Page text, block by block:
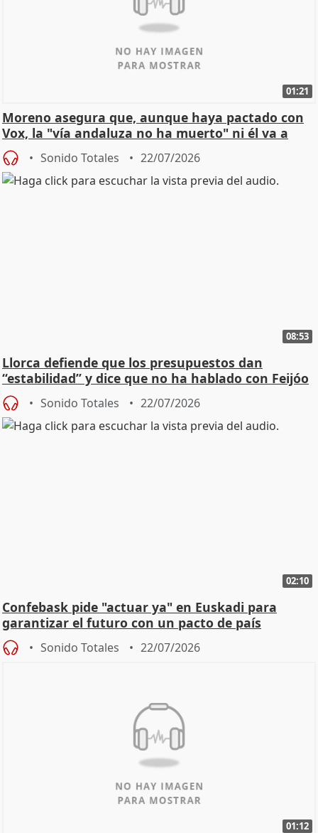
01:21
Moreno asegura que, aunque haya pactado con
Vox, la "vía andaluza no ha muerto" ni él va a
"cambiar"
Sonido Totales 22/07/2026
08:53
Llorca defiende que los presupuestos dan
“estabilidad” y dice que no ha hablado con Feijóo
Sonido Totales 22/07/2026
02:10
Confebask pide "actuar ya" en Euskadi para
garantizar el futuro con un pacto de país
Sonido Totales 22/07/2026
01:12